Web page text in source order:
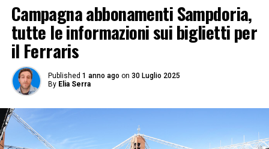
Campagna abbonamenti Sampdoria,
tutte le informazioni sui biglietti per
il Ferraris
Published 1 anno ago on 30 Luglio 2025
By Elia Serra